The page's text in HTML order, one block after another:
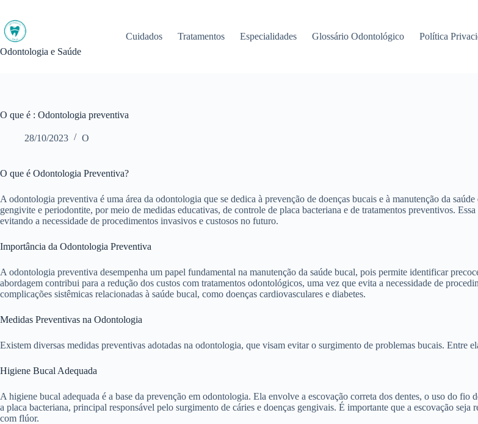
conteúdo
Odontologia e Saúde
Cuidados Tratamentos Especialidades Glossário Odontológico Política
O que é : Odontologia preventiva
28/10/2023 O
O que é Odontologia Preventiva?
A odontologia preventiva é uma área da odontologia que se dedica à prevenção de doenças bucais e à manutenção da
gengivite e periodontite, por meio de medidas educativas, de controle de placa bacteriana e de tratamentos preventivos.
evitando a necessidade de procedimentos invasivos e custosos no futuro.
Importância da Odontologia Preventiva
A odontologia preventiva desempenha um papel fundamental na manutenção da saúde bucal, pois permite identificar
abordagem contribui para a redução dos custos com tratamentos odontológicos, uma vez que evita a necessidade de
complicações sistêmicas relacionadas à saúde bucal, como doenças cardiovasculares e diabetes.
Medidas Preventivas na Odontologia
Existem diversas medidas preventivas adotadas na odontologia, que visam evitar o surgimento de problemas bucais. Entre
Higiene Bucal Adequada
A higiene bucal adequada é a base da prevenção em odontologia. Ela envolve a escovação correta dos dentes, o uso do
a placa bacteriana, principal responsável pelo surgimento de cáries e doenças gengivais. É importante que a escovação
com flúor.